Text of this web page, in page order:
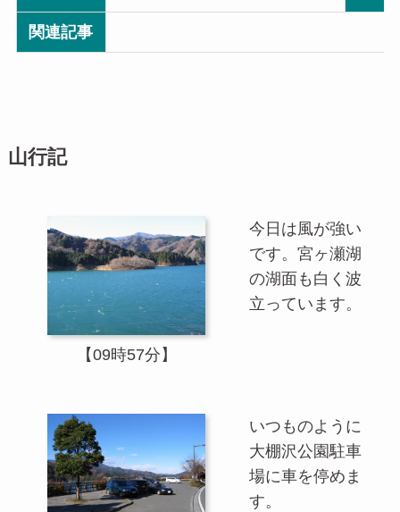
関連記事
山行記
【09時57分】
今日は風が強い
です。宮ヶ瀬湖
の湖面も白く波
立っています。
いつものように
大棚沢公園駐車
場に車を停めま
す。